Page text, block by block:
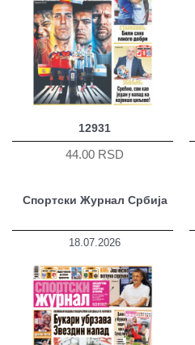
12931
44.00 RSD
Спортски Журнал Србија
18.07.2026